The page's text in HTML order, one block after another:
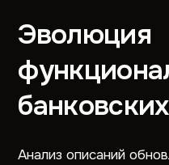
Эволюция
Анализ описаний